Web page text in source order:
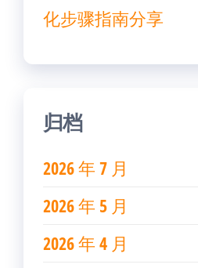
化步骤指南分享
归档
2026 年 7 月
2026 年 5 月
2026 年 4 月